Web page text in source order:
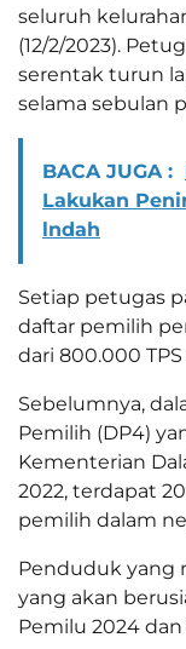
seluruh
(12/2/2023).
serentak turun
selama sebulan
BACA JUGA :
Lakukan
lndah
Setiap petugas
daftar pemilih
dari 800.000
Sebelumnya,
Pemilih (DP4)
Kementerian
2022, terdapat
pemilih dalam
Penduduk yang
yang akan
Pemilu 2024